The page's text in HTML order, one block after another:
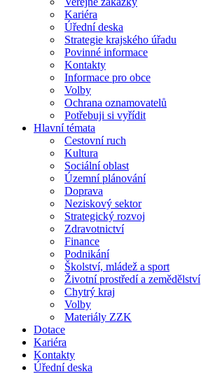
Kariéra
Úřední deska
Strategie krajského úřadu
Povinné informace
Kontakty
Informace pro obce
Volby
Ochrana oznamovatelů
Potřebuji si vyřídit
Hlavní témata
Cestovní ruch
Kultura
Sociální oblast
Územní plánování
Doprava
Neziskový sektor
Strategický rozvoj
Zdravotnictví
Finance
Podnikání
Školství, mládež a sport
Životní prostředí a zemědělství
Chytrý kraj
Volby
Materiály ZZK
Dotace
Kariéra
Kontakty
Úřední deska